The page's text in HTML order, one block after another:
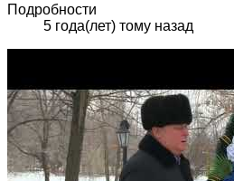
Подробности
5 года(лет) тому назад